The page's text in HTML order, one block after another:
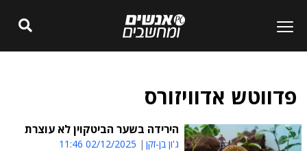
פדווטש אדוויזורס
הירידה בשער הביטקוין לא עוצרת
ג'ון בן-זקן 02/12/2025 11:46